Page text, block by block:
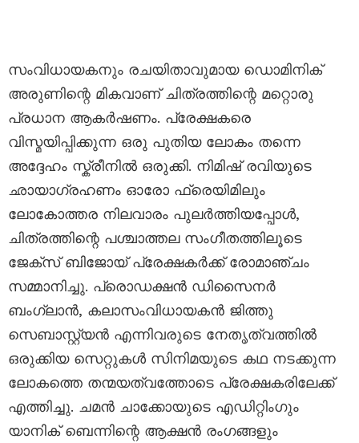
സംവിധായകനും രചയിതാവുമായ ഡൊമിനിക്
അരുണിന്റെ മികവാണ് ചിത്രത്തിന്റെ മറ്റൊരു
പ്രധാന ആകർഷണം. പ്രേക്ഷകരെ
വിസ്മയിപ്പിക്കുന്ന ഒരു പുതിയ ലോകം തന്നെ
അദ്ദേഹം സ്ക്രീനിൽ ഒരുക്കി. നിമിഷ് രവിയുടെ
ഛായാഗ്രഹണം ഓരോ ഫ്രെയിമിലും
ലോകോത്തര നിലവാരം പുലർത്തിയപ്പോൾ,
ചിത്രത്തിന്റെ പശ്ചാത്തല സംഗീതത്തിലൂടെ
ജേക്സ് ബിജോയ് പ്രേക്ഷകർക്ക് രോമാഞ്ചം
സമ്മാനിച്ചു. പ്രൊഡക്ഷൻ ഡിസൈനർ
ബംഗ്ലാൻ, കലാസംവിധായകൻ ജിത്തു
സെബാസ്റ്റ്യൻ എന്നിവരുടെ നേതൃത്വത്തിൽ
ഒരുക്കിയ സെറ്റുകൾ സിനിമയുടെ കഥ നടക്കുന്ന
ലോകത്തെ തന്മയത്വത്തോടെ പ്രേക്ഷകരിലേക്ക്
എത്തിച്ചു. ചമൻ ചാക്കോയുടെ എഡിറ്റിംഗും
യാനിക് ബെന്നിന്റെ ആക്ഷൻ രംഗങ്ങളും